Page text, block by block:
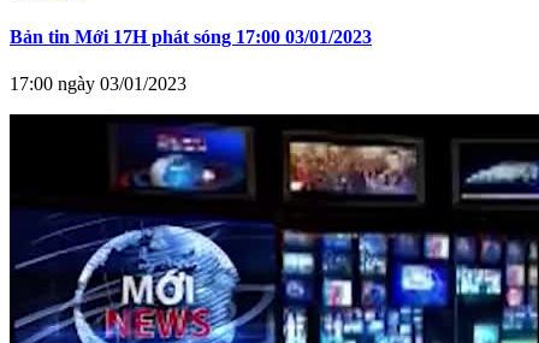
Bản tin Mới 17H phát sóng 17:00 03/01/2023
17:00 ngày 03/01/2023